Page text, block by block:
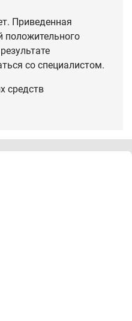
Приведенная
положительного
со специалистом.
средств